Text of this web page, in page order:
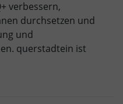
verbessern,
durchsetzen und
und
querstadtein ist